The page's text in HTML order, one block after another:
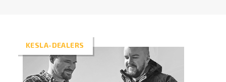
Loaders
KESLA-DEALERS